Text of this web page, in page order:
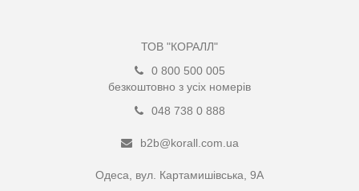
ТОВ "КОРАЛЛ"
0 800 500 005
безкоштовно з усіх номерів
048 738 0 888
b2b@korall.com.ua
Одеса, вул. Картамишівська, 9А